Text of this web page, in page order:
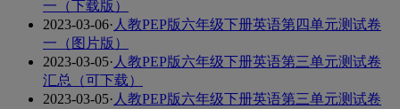
一（下载版）
2023-03-06· 人教PEP版六年级下册英语第四单元测试卷
一（图片版）
2023-03-05· 人教PEP版六年级下册英语第三单元测试卷
汇总（可下载）
2023-03-05· 人教PEP版六年级下册英语第三单元测试卷